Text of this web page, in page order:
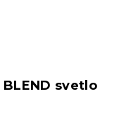
svetlo